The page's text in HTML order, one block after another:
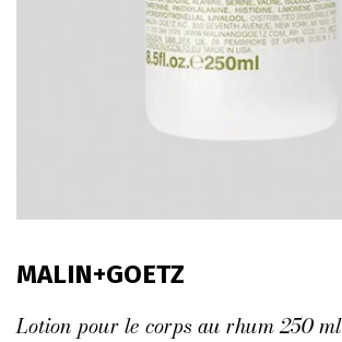
MALIN+GOETZ
Lotion pour le corps au rhum 250 ml